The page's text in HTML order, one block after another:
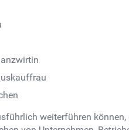
weiterführen